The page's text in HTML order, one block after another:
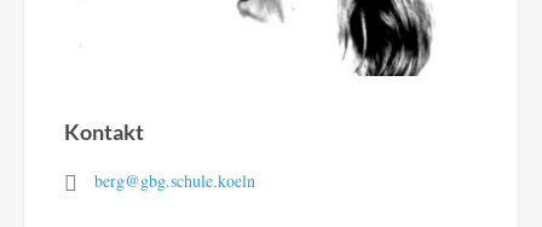
Kontakt
berg@gbg.schule.koeln